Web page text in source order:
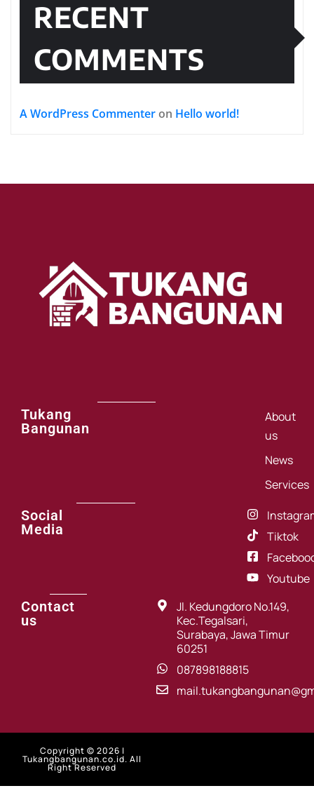
RECENT
COMMENTS
A WordPress Commenter on Hello world!
Tukang
Bangunan
About
us
News
Services
Social
Media
Tiktok
Youtube
Contact
us
Jl. Kedungdoro No.149,
Kec.Tegalsari,
Surabaya, Jawa Timur
60251
087898188815
Copyright © 2026 |
Tukangbangunan.co.id. All
Right Reserved